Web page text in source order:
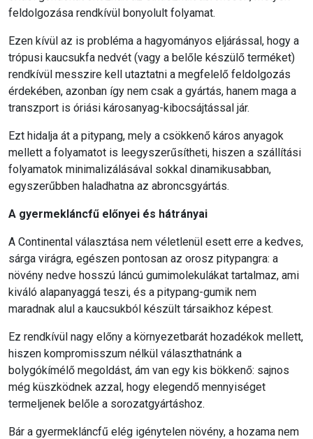
feldolgozása rendkívül bonyolult folyamat.
Ezen kívül az is probléma a hagyományos eljárással, hogy a
trópusi kaucsukfa nedvét (vagy a belőle készülő terméket)
rendkívül messzire kell utaztatni a megfelelő feldolgozás
érdekében, azonban így nem csak a gyártás, hanem maga a
transzport is óriási károsanyag-kibocsájtással jár.
Ezt hidalja át a pitypang, mely a csökkenő káros anyagok
mellett a folyamatot is leegyszerűsítheti, hiszen a szállítási
folyamatok minimalizálásával sokkal dinamikusabban,
egyszerűbben haladhatna az abroncsgyártás.
A gyermekláncfű előnyei és hátrányai
A Continental választása nem véletlenül esett erre a kedves,
sárga virágra, egészen pontosan az orosz pitypangra: a
növény nedve hosszú láncú gumimolekulákat tartalmaz, ami
kiváló alapanyaggá teszi, és a pitypang-gumik nem
maradnak alul a kaucsukból készült társaikhoz képest.
Ez rendkívül nagy előny a környezetbarát hozadékok mellett,
hiszen kompromisszum nélkül választhatnánk a
bolygókímélő megoldást, ám van egy kis bökkenő: sajnos
még küszködnek azzal, hogy elegendő mennyiséget
termeljenek belőle a sorozatgyártáshoz.
Bár a gyermekláncfű elég igénytelen növény, a hozama nem